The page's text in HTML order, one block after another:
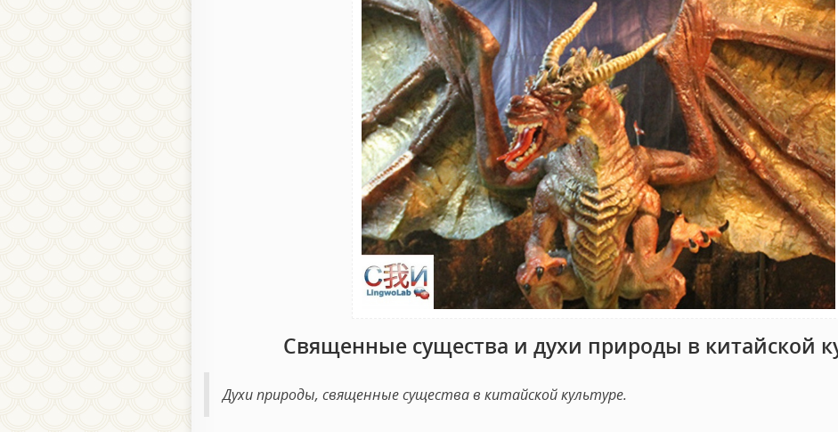
Священные существа и духи природы в китайской
Духи природы, священные существа в китайской культуре.